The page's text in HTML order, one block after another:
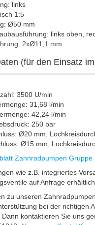
links
1:5
Ø50 mm
links oben,
2xØ11,1 mm
(für den Einsatz
3500 U/min
31,68 l/min
42,24 l/min
250 bar
Ø20 mm,
Ø15 mm,
Zahnradpumpen Gruppe
wie z.B. integriertes
auf Anfrage
zu unseren
bei der richtigen
kontaktieren Sie uns